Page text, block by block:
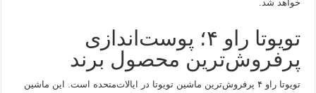
خواهد شد.
تویوتا راو ۴؛ پوست‌اندازی
پرفروش‌ترین محصول برند
تویوتا راو ۴ پرفروش‌ترین ماشین تویوتا در ایالات‌متحده است. این ماشین